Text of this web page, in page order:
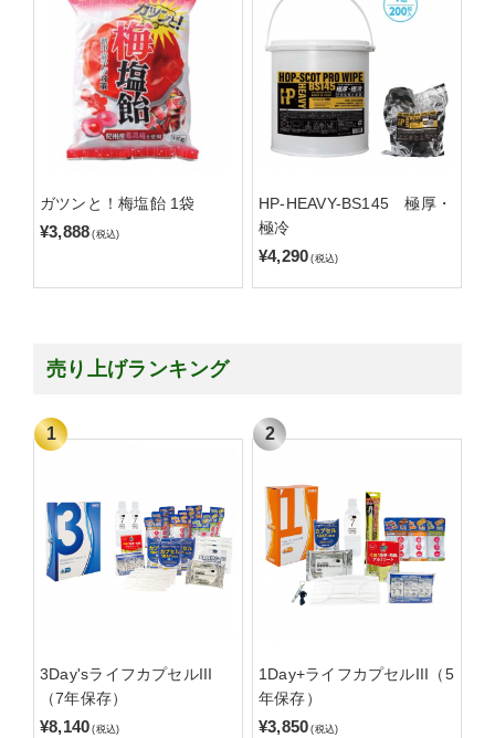
ガツンと！梅塩飴 1袋
¥3,888 (税込)
HP-HEAVY-BS145 極厚・
極冷
¥4,290 (税込)
売り上げランキング
3Day'sライフカプセルIII
（7年保存）
¥8,140 (税込)
1Day+ライフカプセルIII（5
年保存）
¥3,850 (税込)